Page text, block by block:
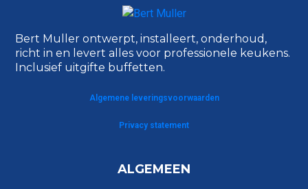
Bert Muller ontwerpt, installeert, onderhoud,
richt in en levert alles voor professionele keukens.
Inclusief uitgifte buffetten.
Algemene leveringsvoorwaarden
Privacy statement
ALGEMEEN